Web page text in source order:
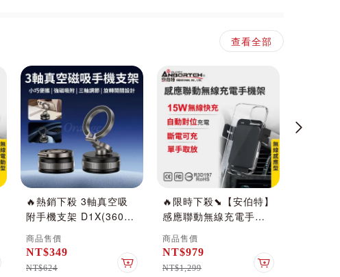
查看全部
購物車
🔥熱銷下殺 3軸真空吸
附手機支架 D1X(360度
旋轉 手機架 吸盤 磁吸
支架 導航 車用 車載 自
拍支架 萬向球 引磁環
商品售價
NT$349
NT$624 加入購物車
🔥限時下殺⬊【安伯特】
感應聯動無線充電手機
架 (車用手機架 汽車手
機架 車載手機架)#改版
慶
商品售價
NT$979
NT$1,299 加入購物車